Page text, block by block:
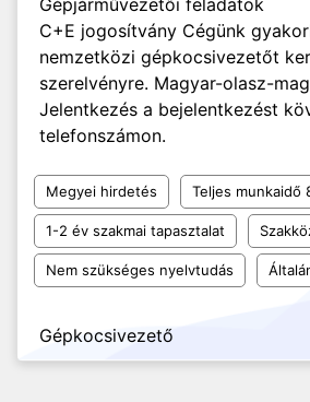
Gépjárművezetői feladatok
C+E jogosítvány Cégünk
nemzetközi gépkocsivezetőt
szerelvényre. Magyar-olasz-
Jelentkezés a bejelentkezést
telefonszámon.
Megyei hirdetés Teljes munkaidő
1-2 év szakmai tapasztalat
Nem szükséges nyelvtudás
Gépkocsivezető